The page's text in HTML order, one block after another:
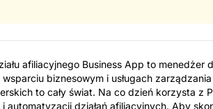
afiliacyjnego Business App to menedżer
biznesowym i usługach
to cały świat. Na co dzień korzysta z
automatyzacji działań afiliacyjnych. Aby